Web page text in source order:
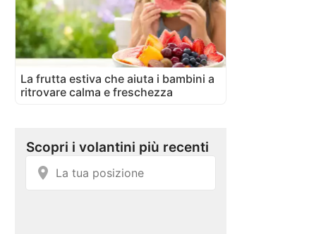
La frutta estiva che aiuta i bambini a
ritrovare calma e freschezza